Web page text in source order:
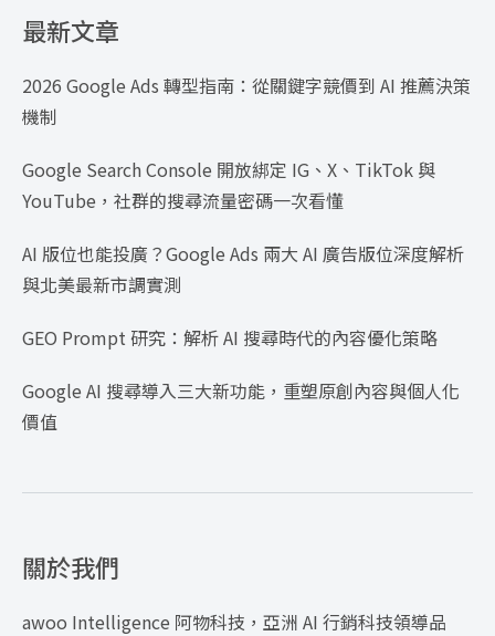
最新文章
2026 Google Ads 轉型指南：從關鍵字競價到 AI 推薦決策
機制
Google Search Console 開放綁定 IG、X、TikTok 與
YouTube，社群的搜尋流量密碼一次看懂
AI 版位也能投廣？Google Ads 兩大 AI 廣告版位深度解析
與北美最新市調實測
GEO Prompt 研究：解析 AI 搜尋時代的內容優化策略
Google AI 搜尋導入三大新功能，重塑原創內容與個人化
價值
關於我們
awoo Intelligence 阿物科技，亞洲 AI 行銷科技領導品